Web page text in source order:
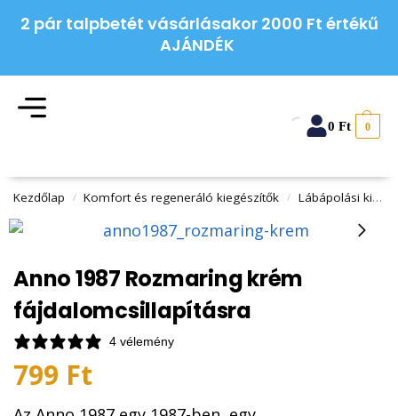
2 pár talpbetét vásárlásakor 2000 Ft értékű
AJÁNDÉK
0Ft 0
Kezdőlap / Komfort és regeneráló kiegészítők / Lábápolási kiegészítők
Anno 1987 Rozmaring krém
fájdalomcsillapításra
4 vélemény
799 Ft